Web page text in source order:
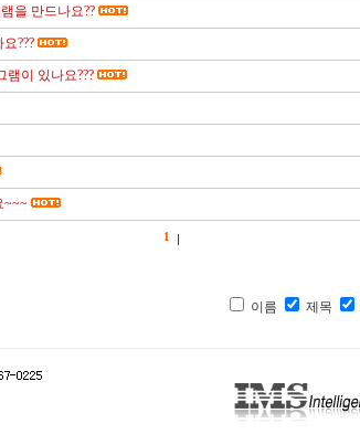
을 만드나요??
???
램이 있나요???
~~~
1
이름 제목